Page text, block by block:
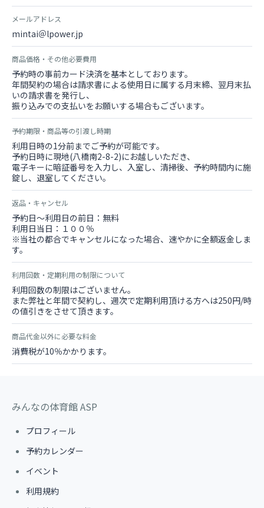
メールアドレス
mintai＠lpower.jp
商品価格・その他必要費用
予約時の事前カード決済を基本としております。
年間契約の場合は請求書による使用日に属する月末締、翌月末払
いの請求書を発行し、
振り込みでの支払いをお願いする場合もございます。
予約期限・商品等の引渡し時期
利用日時の1分前までご予約が可能です。
予約日時に現地(八橋南2-8-2)にお越しいただき、
電子キーに暗証番号を入力し、入室し、清掃後、予約時間内に施
錠し、退室してください。
返品・キャンセル
予約日～利用日の前日：無料
利用日当日：１００％
※当社の都合でキャンセルになった場合、速やかに全額返金しま
す。
利用回数・定期利用の制限について
利用回数の制限はございません。
また弊社と年間で契約し、週次で定期利用頂ける方へは250円/時
の値引きをさせて頂きます。
商品代金以外に必要な料金
消費税が10％かかります。
みんなの体育館 ASP
プロフィール
予約カレンダー
イベント
利用規約